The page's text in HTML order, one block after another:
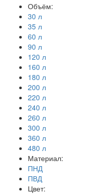
Объём:
30 л
35 л
60 л
90 л
120 л
160 л
180 л
200 л
220 л
240 л
260 л
300 л
360 л
480 л
Материал:
ПНД
ПВД
Цвет: